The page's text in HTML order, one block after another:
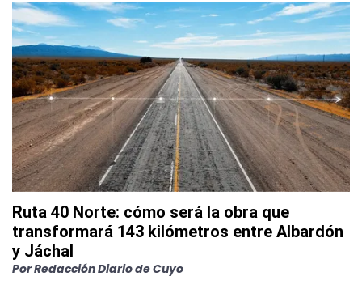
Ruta 40 Norte: cómo será la obra que
transformará 143 kilómetros entre Albardón
y Jáchal
PorRedacción Diario de Cuyo